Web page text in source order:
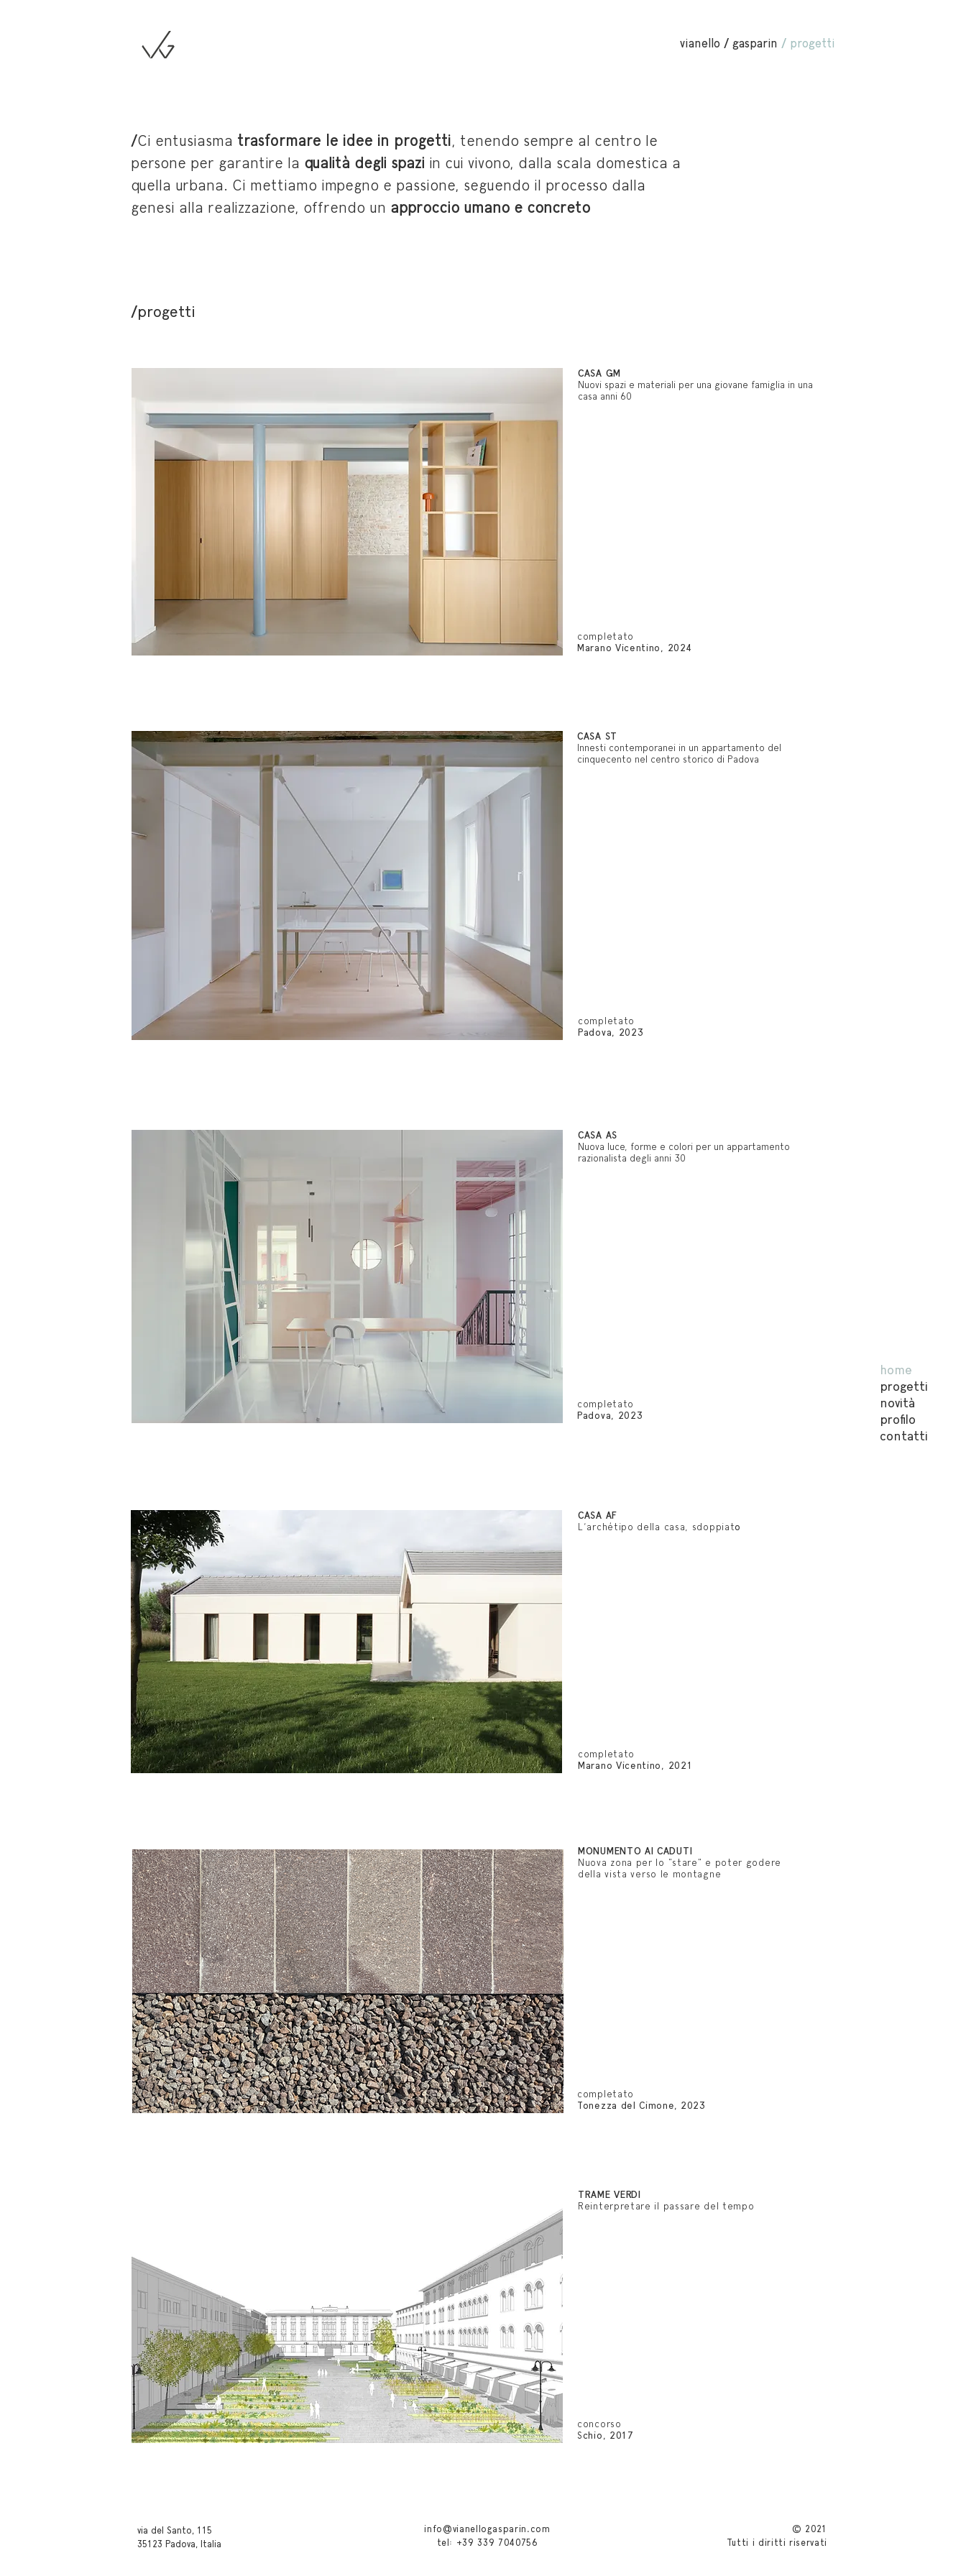
vianello / gasparin / progetti
home
progetti
novità
profilo
contatti
/Ci entusiasma trasformare le idee in progetti, tenendo sempre al centro le
persone per garantire la qualità degli spazi in cui vivono, dalla scala domestica a
quella urbana. Ci mettiamo impegno e passione, seguendo il processo dalla
genesi alla realizzazione, offrendo un approccio umano e concreto
/progetti
CASA GM
Nuovi spazi e materiali per una giovane famiglia in una
casa anni 60
completato
Marano Vicentino, 2024
CASA ST
Innesti contemporanei in un appartamento del
cinquecento nel centro storico di Padova
completato
Padova, 2023
CASA AS
Nuova luce, forme e colori per un appartamento
razionalista degli anni 30
completato
Padova, 2023
CASA AF
L'archétipo della casa, sdoppiato
completato
Marano Vicentino, 2021
MONUMENTO AI CADUTI
Nuova zona per lo "stare" e poter godere
della vista verso le montagne
completato
Tonezza del Cimone, 2023
TRAME VERDI
Reinterpretare il passare del tempo
concorso
Schio, 2017
via del Santo, 115
35123 Padova, Italia
info@vianellogasparin.com
tel: +39 339 7040756
© 2021
Tutti i diritti riservati